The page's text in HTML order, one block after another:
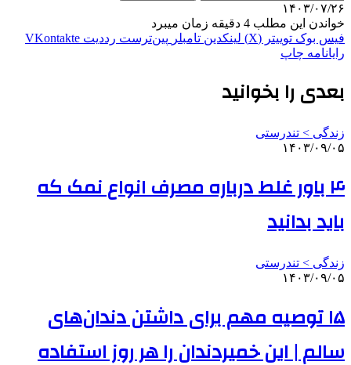
۱۴۰۳/۰۷/۲۶
خواندن این مطلب 4 دقیقه زمان میبرد
فیس بوک توییتر (X) لینکدین ‫تامبلر ‫پین‌ترست ‫رددیت ‫VKontakte
رایانامه چاپ
بعدی را بخوانید
زندگی > تندرستی
۱۴۰۳/۰۹/۰۵
۴ باور غلط درباره مصرف انواع نمک که
باید بدانید
زندگی > تندرستی
۱۴۰۳/۰۹/۰۵
۱۵ توصیه مهم برای داشتن دندان‌های
سالم | این خمیردندان را هر روز استفاده